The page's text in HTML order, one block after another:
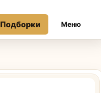
Подборки Меню